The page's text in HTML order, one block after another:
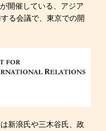
開催している、アジア
る会議で、東京での開
新浪氏や三木谷氏、政